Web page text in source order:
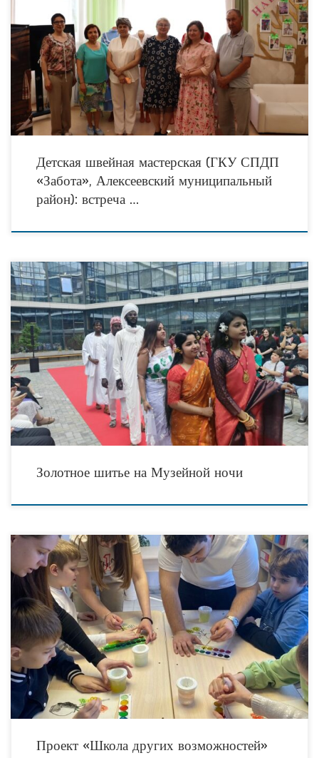
В социальном приюте для детей и подростков «Забота» Алексеевского
муниципального района состоялась встреча с сотрудниками
Благотворительного фонда «АК БАРС СОЗИДАНИЕ», реализующего проект
«Детская швейная мастерская»
Детская швейная мастерская (ГКУ СПДП
«Забота», Алексеевский муниципальный
район): встреча …
В Международный день музеев 18 мая в Тюменском госуниверситете открылась
интерактивная экспозиция «Времён связующая нить. Российские традиции и
сибирские инновации», посвященная Году единства народов России.
Золотное шитье на Музейной ночи
«Кубанская община сестёр милосердия» подводит итоги реализации
образовательного проекта «Школа других возможностей». Завершается
учебный год шести учеников в ресурсном классе по специальной
адаптированной программе. Благодаря
Проект «Школа других возможностей»